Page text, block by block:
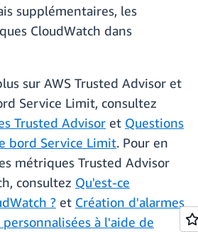
supplémentaires, les
CloudWatch dans
sur AWS Trusted Advisor et
Service Limit, consultez
Trusted Advisor et Questions
bord Service Limit. Pour en
métriques Trusted Advisor
consultez Qu'est-ce
? et Création d'alarmes
à l'aide de